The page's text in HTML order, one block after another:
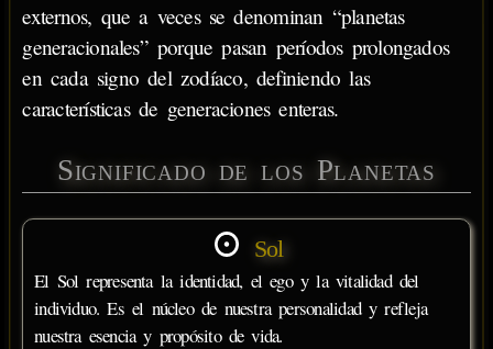
externos, que a veces se denominan “planetas
generacionales” porque pasan períodos prolongados
en cada signo del zodíaco, definiendo las
características de generaciones enteras.
Significado de los Planetas
Sol
El Sol representa la identidad, el ego y la vitalidad del
individuo. Es el núcleo de nuestra personalidad y refleja
nuestra esencia y propósito de vida.